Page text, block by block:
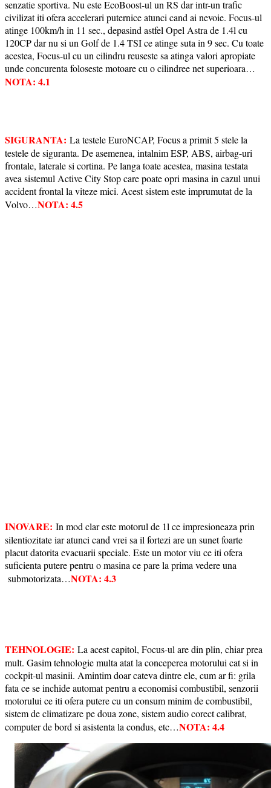
senzatie sportiva. Nu este EcoBoost-ul un RS dar intr-un trafic
civilizat iti ofera accelerari puternice atunci cand ai nevoie. Focus-ul
atinge 100km/h in 11 sec., depasind astfel Opel Astra de 1.4l cu
120CP dar nu si un Golf de 1.4 TSI ce atinge suta in 9 sec. Cu toate
acestea, Focus-ul cu un cilindru reuseste sa atinga valori apropiate
unde concurenta foloseste motoare cu o cilindree net superioara…
NOTA: 4.1
SIGURANTA: La testele EuroNCAP, Focus a primit 5 stele la
testele de siguranta. De asemenea, intalnim ESP, ABS, airbag-uri
frontale, laterale si cortina. Pe langa toate acestea, masina testata
avea sistemul Active City Stop care poate opri masina in cazul unui
accident frontal la viteze mici. Acest sistem este imprumutat de la
Volvo…NOTA: 4.5
INOVARE: In mod clar este motorul de 1l ce impresioneaza prin
silentiozitate iar atunci cand vrei sa il fortezi are un sunet foarte
placut datorita evacuarii speciale. Este un motor viu ce iti ofera
suficienta putere pentru o masina ce pare la prima vedere una
submotorizata…NOTA: 4.3
TEHNOLOGIE: La acest capitol, Focus-ul are din plin, chiar prea
mult. Gasim tehnologie multa atat la conceperea motorului cat si in
cockpit-ul masinii. Amintim doar cateva dintre ele, cum ar fi: grila
fata ce se inchide automat pentru a economisi combustibil, senzorii
motorului ce iti ofera putere cu un consum minim de combustibil,
sistem de climatizare pe doua zone, sistem audio corect calibrat,
computer de bord si asistenta la condus, etc…NOTA: 4.4